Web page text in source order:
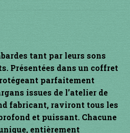
tant par leurs sons
Présentées dans un coffret
parfaitement
issues de l’atelier de
fabricant, raviront tous les
et puissant. Chacune
entièrement